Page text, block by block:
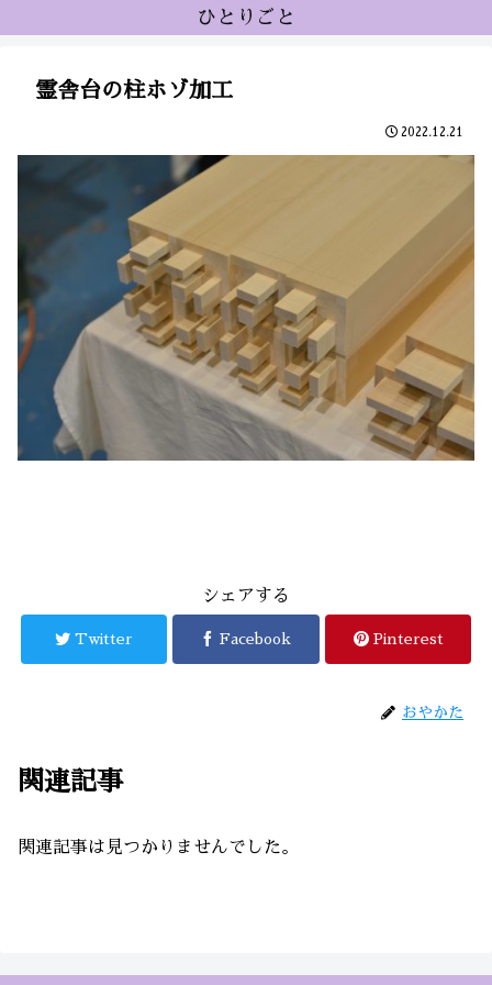
ひとりごと
霊舎台の柱ホゾ加工
2022.12.21
シェアする
Twitter Facebook Pinterest
おやかた
関連記事
関連記事は見つかりませんでした。